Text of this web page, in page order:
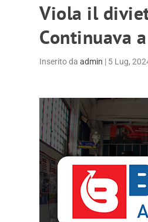
Viola il
Continuava
Inserito daadmin | 5 Lug,